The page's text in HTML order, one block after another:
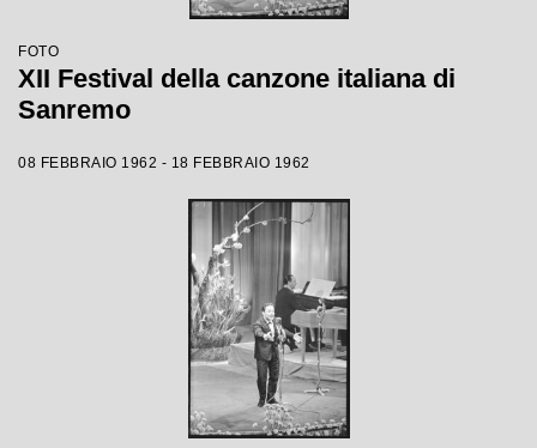
FOTO
XII Festival della canzone italiana di
Sanremo
08 FEBBRAIO 1962 - 18 FEBBRAIO 1962